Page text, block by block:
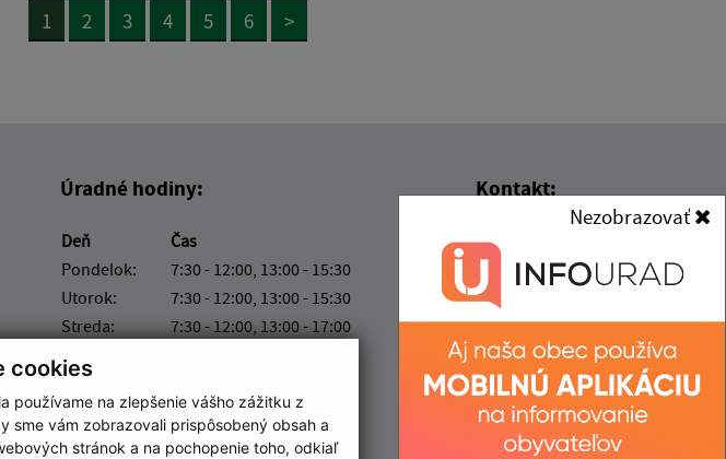
cookies
používame na zlepšenie vášho zážitku z
sme vám zobrazovali prispôsobený obsah a
stránok a na pochopenie toho, odkiaľ
1 2 3 4 5 6 >
Úradné hodiny:
Deň
Čas
Pondelok:
7:30 - 12:00, 13:00 - 15:30
Utorok:
7:30 - 12:00, 13:00 - 15:30
Streda:
7:30 - 12:00, 13:00 - 17:00
Štvrtok:
Piatok:
Kontakt:
Obec (Malý Horeš)
Obecný úrad (Malý Horeš)
Družstevná 233
076 52 Malý Horeš
info@malyhores.sk
+421 56 628 53 70
IČO: 00331724
Nezobrazovať